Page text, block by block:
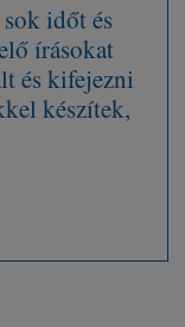
időt és
írásokat
és kifejezni
készítek,